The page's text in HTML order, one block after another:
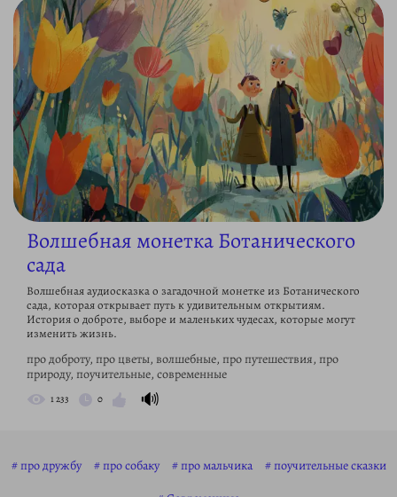
Волшебная монетка Ботанического
сада
Волшебная аудиосказка о загадочной монетке из Ботанического
сада, которая открывает путь к удивительным открытиям.
История о доброте, выборе и маленьких чудесах, которые могут
изменить жизнь.
про доброту, про цветы, волшебные, про путешествия, про
природу, поучительные, современные
1 233 0 🔊
про дружбу про собаку про мальчика
поучительные сказки